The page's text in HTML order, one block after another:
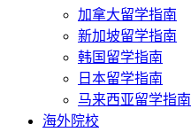
加拿大留学指南
新加坡留学指南
韩国留学指南
日本留学指南
马来西亚留学指南
海外院校